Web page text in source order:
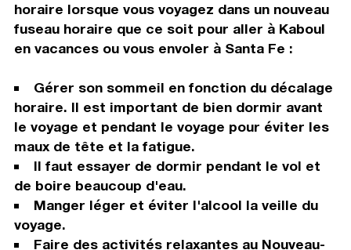
horaire lorsque vous voyagez dans un nouveau
fuseau horaire que ce soit pour aller à Kaboul
en vacances ou vous envoler à Santa Fe :
Gérer son sommeil en fonction du décalage
horaire. Il est important de bien dormir avant
le voyage et pendant le voyage pour éviter les
maux de tête et la fatigue.
Il faut essayer de dormir pendant le vol et
de boire beaucoup d'eau.
Manger léger et éviter l'alcool la veille du
voyage.
Faire des activités relaxantes au Nouveau-